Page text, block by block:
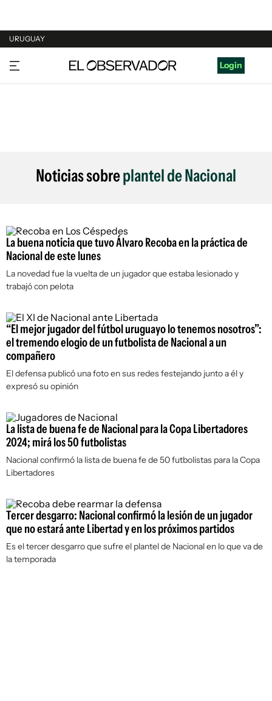
URUGUAY
URUGUAY
ARGENTINA
Login
Noticias sobreplantel de Nacional
La buena noticia que tuvo Álvaro Recoba en la práctica de
Nacional de este lunes
La novedad fue la vuelta de un jugador que estaba lesionado y
trabajó con pelota
“El mejor jugador del fútbol uruguayo lo tenemos nosotros”:
el tremendo elogio de un futbolista de Nacional a un
compañero
El defensa publicó una foto en sus redes festejando junto a él y
expresó su opinión
La lista de buena fe de Nacional para la Copa Libertadores
2024; mirá los 50 futbolistas
Nacional confirmó la lista de buena fe de 50 futbolistas para la Copa
Libertadores
Tercer desgarro: Nacional confirmó la lesión de un jugador
que no estará ante Libertad y en los próximos partidos
Es el tercer desgarro que sufre el plantel de Nacional en lo que va de
la temporada